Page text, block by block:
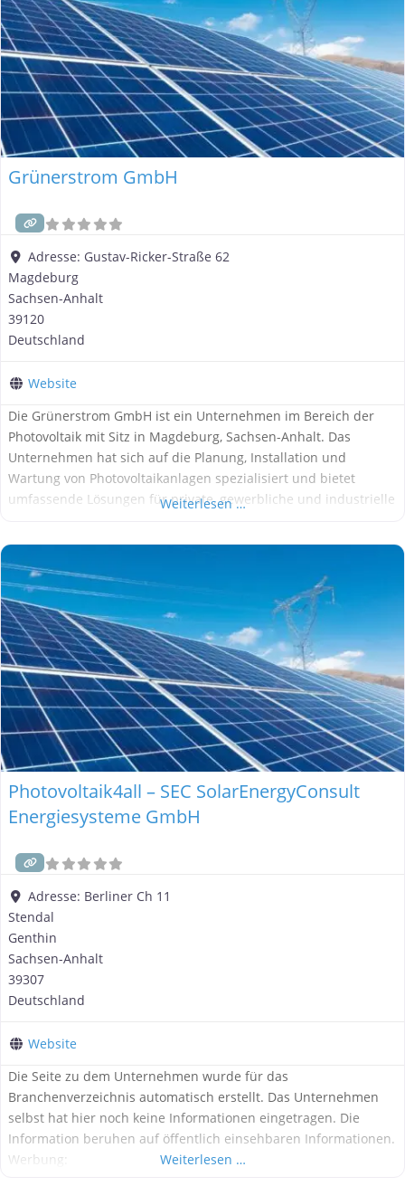
Grünerstrom GmbH
Adresse: Gustav-Ricker-Straße 62
Magdeburg
Sachsen-Anhalt
39120
Deutschland
Website
Die Grünerstrom GmbH ist ein Unternehmen im Bereich der
Photovoltaik mit Sitz in Magdeburg, Sachsen-Anhalt. Das
Unternehmen hat sich auf die Planung, Installation und
Wartung von Photovoltaikanlagen spezialisiert und bietet
umfassende Lösungen für private, gewerbliche und industrielle
Weiterlesen …
Photovoltaik4all – SEC SolarEnergyConsult
Energiesysteme GmbH
Adresse: Berliner Ch 11
Stendal
Genthin
Sachsen-Anhalt
39307
Deutschland
Website
Die Seite zu dem Unternehmen wurde für das
Branchenverzeichnis automatisch erstellt. Das Unternehmen
selbst hat hier noch keine Informationen eingetragen. Die
Information beruhen auf öffentlich einsehbaren Informationen.
Werbung:
Weiterlesen …